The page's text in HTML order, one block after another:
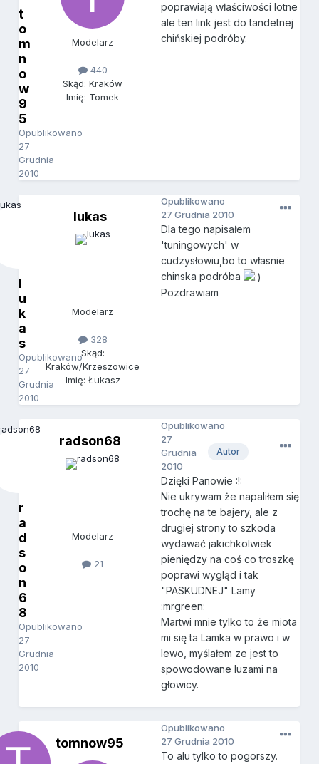
t
o
m
n
o
w
9
5
Opublikowano
27
Grudnia
2010
Modelarz
440
Skąd: Kraków
Imię: Tomek
poprawiają właściwości lotne
ale ten link jest do tandetnej
chińskiej podróby.
l
u
k
a
s
Opublikowano
27
Grudnia
2010
lukas
Modelarz
328
Skąd:
Kraków/Krzeszowice
Imię: Łukasz
Opublikowano
27 Grudnia 2010
Dla tego napisałem
'tuningowych' w
cudzysłowiu,bo to własnie
chinska podróba
Pozdrawiam
r
a
d
s
o
n
6
8
Opublikowano
27
Grudnia
2010
radson68
Modelarz
21
Autor
Opublikowano
27
Grudnia
2010
Dzięki Panowie :!:
Nie ukrywam że napaliłem się
trochę na te bajery, ale z
drugiej strony to szkoda
wydawać jakichkolwiek
pieniędzy na coś co troszkę
poprawi wygląd i tak
"PASKUDNEJ" Lamy
:mrgreen:
Martwi mnie tylko to że miota
mi się ta Lamka w prawo i w
lewo, myślałem ze jest to
spowodowane luzami na
głowicy.
tomnow95
Opublikowano
27 Grudnia 2010
To alu tylko to pogorszy.